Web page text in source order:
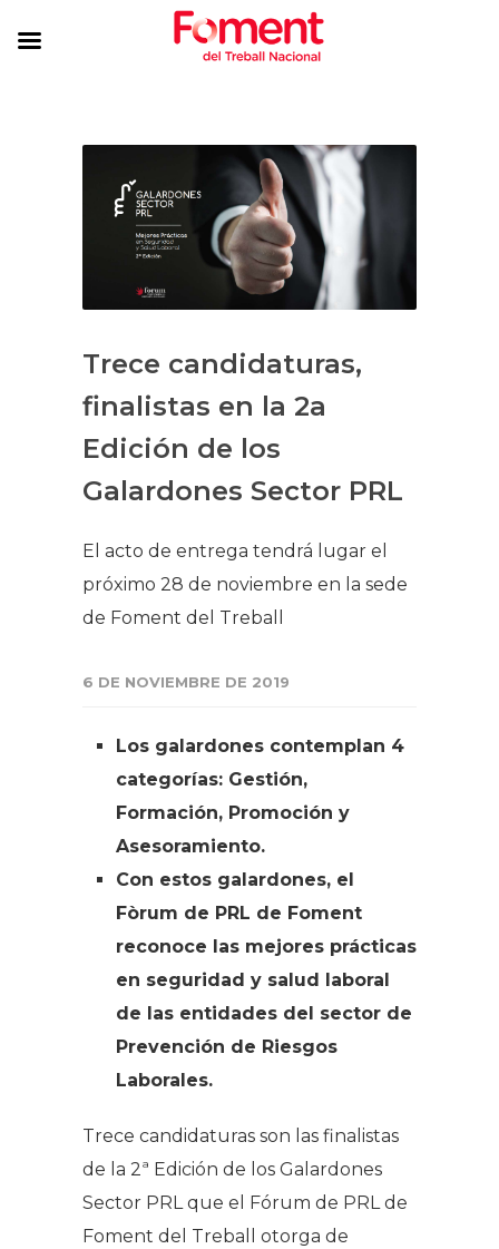
Trece candidaturas,
finalistas en la 2a
Edición de los
Galardones Sector PRL
El acto de entrega tendrá lugar el
próximo 28 de noviembre en la sede
de Foment del Treball
6 DE NOVIEMBRE DE 2019
Los galardones contemplan 4
categorías: Gestión,
Formación, Promoción y
Asesoramiento.
Con estos galardones, el
Fòrum de PRL de Foment
reconoce las mejores prácticas
en seguridad y salud laboral
de las entidades del sector de
Prevención de Riesgos
Laborales.
Trece candidaturas son las finalistas
de la 2ª Edición de los Galardones
Sector PRL que el Fórum de PRL de
Foment del Treball otorga de